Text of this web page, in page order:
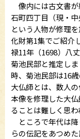
像内には古文書が
石町四丁目（現・
という人物が修理
化財第1集でご紹介
禄11年（1698）八
菊池民部と推定し
時、菊池民部は16
大仏師とは、数人
本像を修理した大
ることは難しく思わ
ところで年代は
らの伝記をあつめ